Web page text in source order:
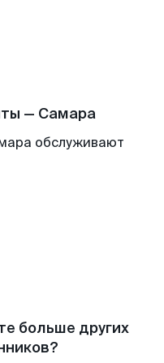
— Самара
обслуживают
больше других